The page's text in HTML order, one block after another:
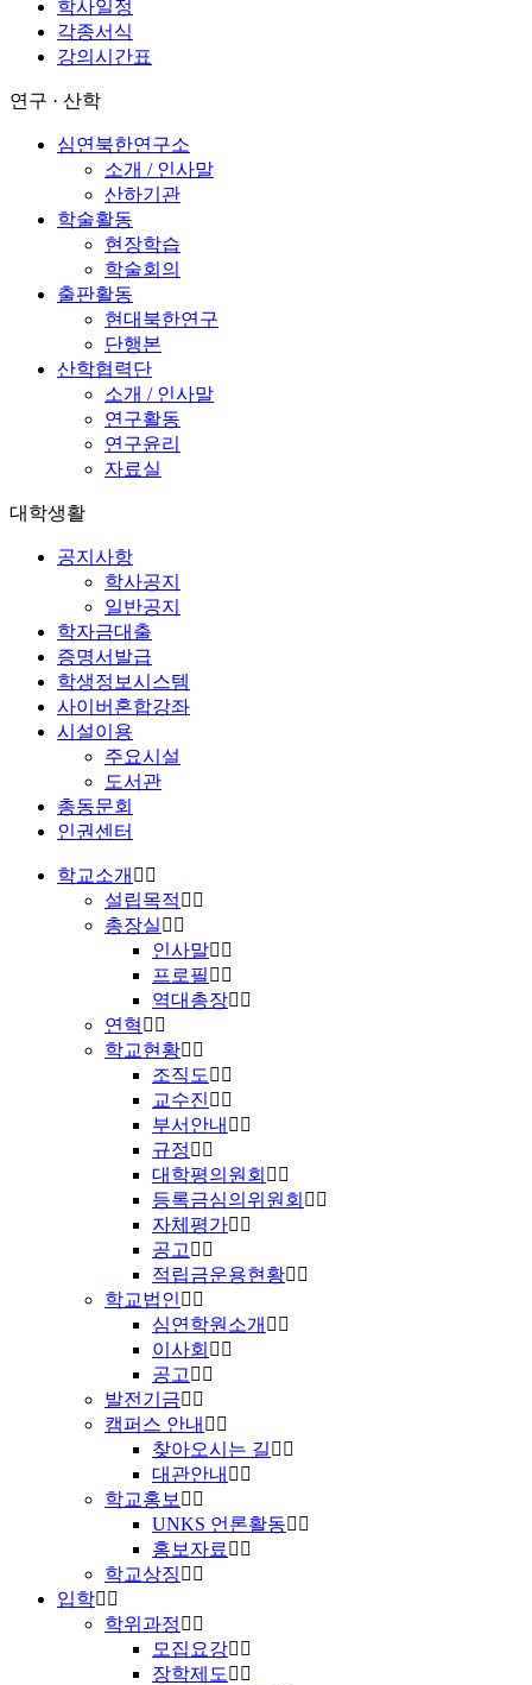
학사일정
각종서식
강의시간표
연구 · 산학
심연북한연구소
소개 / 인사말
산하기관
학술활동
현장학습
학술회의
출판활동
현대북한연구
단행본
산학협력단
소개 / 인사말
연구활동
연구윤리
자료실
대학생활
공지사항
학사공지
일반공지
학자금대출
증명서발급
학생정보시스템
사이버혼합강좌
시설이용
주요시설
도서관
총동문회
인권센터
학교소개
설립목적
총장실
인사말
프로필
역대총장
연혁
학교현황
조직도
교수진
부서안내
규정
대학평의원회
등록금심의위원회
자체평가
공고
적립금운용현황
학교법인
심연학원소개
이사회
공고
발전기금
캠퍼스 안내
찾아오시는 길
대관안내
학교홍보
UNKS 언론활동
홍보자료
학교상징
입학
학위과정
모집요강
장학제도